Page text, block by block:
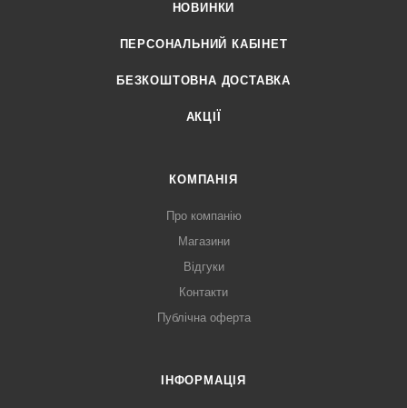
НОВИНКИ
ПЕРСОНАЛЬНИЙ КАБІНЕТ
БЕЗКОШТОВНА ДОСТАВКА
АКЦІЇ
КОМПАНІЯ
Про компанію
Магазини
Відгуки
Контакти
Публічна оферта
ІНФОРМАЦІЯ